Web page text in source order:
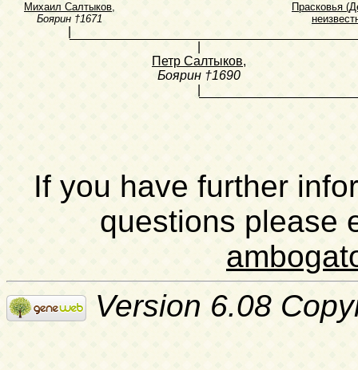
Михаил Салтыков,
Боярин †1671
Прасковья
Петр Салтыков,
Боярин †1690
If you have further
questions please
Version 6.08